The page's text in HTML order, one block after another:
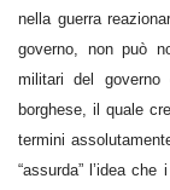
nella guerra
governo, non può
militari del
borghese, il quale
termini
“assurda” l’idea